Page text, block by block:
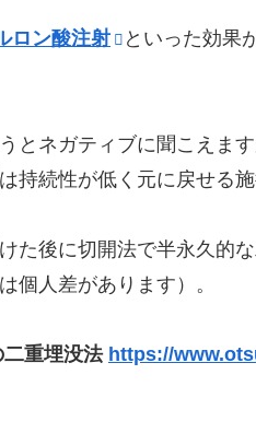
ロン酸注射 といった効果
とネガティブに聞こえま
持続性が低く元に戻せる
た後に切開法で半永久的
個人差があります）。
重埋没法 https://